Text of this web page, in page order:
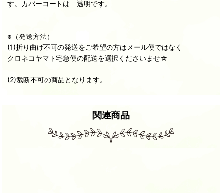
す。カバーコートは 透明です。
※（発送方法）
(1)折り曲げ不可の発送をご希望の方はメール便ではなく
クロネコヤマト宅急便の配送を選択くださいませ☆
(2)裁断不可の商品となります。
関連商品